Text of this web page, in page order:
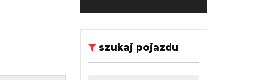
szukaj pojazdu